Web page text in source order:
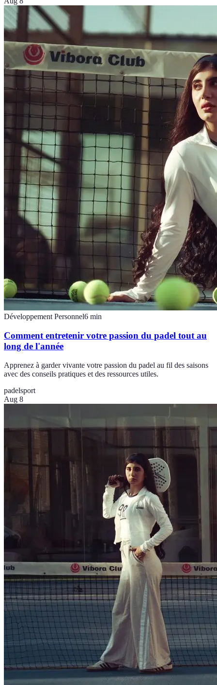
Développement Personnel6 min
Comment entretenir votre passion du padel tout au
long de l'année
Apprenez à garder vivante votre passion du padel au fil des saisons
avec des conseils pratiques et des ressources utiles.
padelsport
Aug 8